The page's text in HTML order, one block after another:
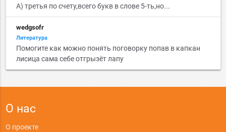
А) третья по счету,всего букв в слове 5-ть,но...
wedgsofr
Литература
Помогите как можно понять поговорку попав в капкан
лисица сама себе отгрызёт лапу
О нас
О проекте